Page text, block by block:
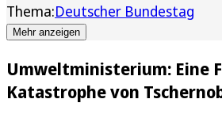
Thema:Deutscher Bundestag
Mehr anzeigen
Umweltministerium: Eine
Katastrophe von